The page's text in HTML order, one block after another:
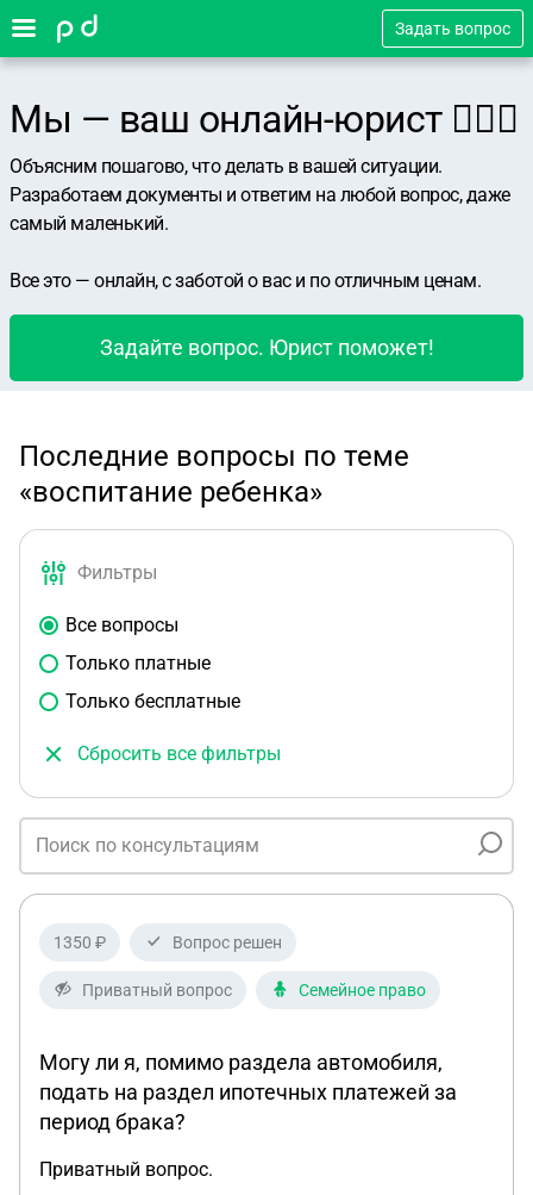
Задать вопрос
Мы — ваш онлайн-юрист 👨🏻‍⚖️
Объясним пошагово, что делать в вашей ситуации.
Разработаем документы и ответим на любой вопрос, даже
самый маленький.
Все это — онлайн, с заботой о вас и по отличным ценам.
Задайте вопрос. Юрист поможет!
Последние вопросы по теме
«воспитание ребенка»
Фильтры
Все вопросы
Только платные
Только бесплатные
Сбросить все фильтры
1350 ₽ Вопрос решен
Приватный вопрос Семейное право
Могу ли я, помимо раздела автомобиля,
подать на раздел ипотечных платежей за
период брака?
Приватный вопрос.